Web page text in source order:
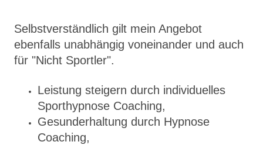
Selbstverständlich gilt mein Angebot
ebenfalls unabhängig voneinander und auch
für "Nicht Sportler".
Leistung steigern durch individuelles
Sporthypnose Coaching,
Gesunderhaltung durch Hypnose
Coaching,